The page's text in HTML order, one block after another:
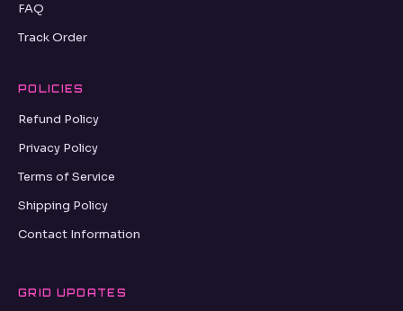
FAQ
Track Order
POLICIES
Refund Policy
Privacy Policy
Terms of Service
Shipping Policy
Contact Information
GRID UPDATES